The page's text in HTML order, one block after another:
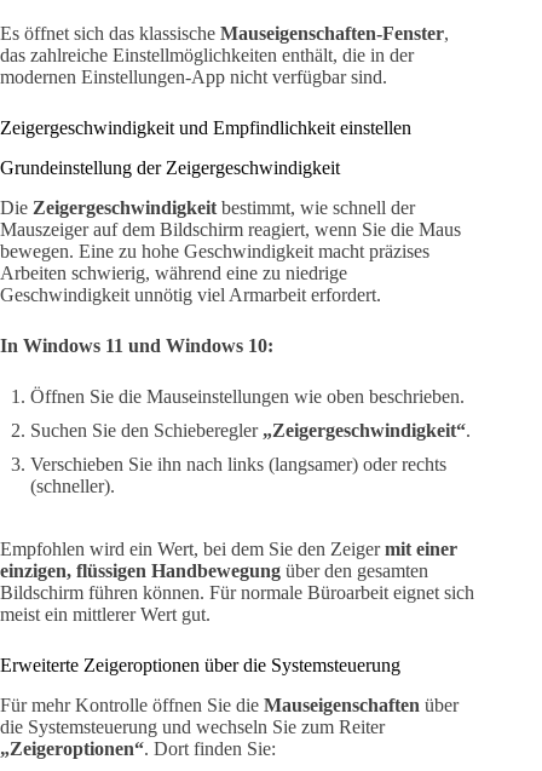
Es öffnet sich das klassische Mauseigenschaften-Fenster,
das zahlreiche Einstellmöglichkeiten enthält, die in der
modernen Einstellungen-App nicht verfügbar sind.
Zeigergeschwindigkeit und Empfindlichkeit einstellen
Grundeinstellung der Zeigergeschwindigkeit
Die Zeigergeschwindigkeit bestimmt, wie schnell der
Mauszeiger auf dem Bildschirm reagiert, wenn Sie die Maus
bewegen. Eine zu hohe Geschwindigkeit macht präzises
Arbeiten schwierig, während eine zu niedrige
Geschwindigkeit unnötig viel Armarbeit erfordert.
In Windows 11 und Windows 10:
Öffnen Sie die Mauseinstellungen wie oben beschrieben.
Suchen Sie den Schieberegler „Zeigergeschwindigkeit“.
Verschieben Sie ihn nach links (langsamer) oder rechts
(schneller).
Empfohlen wird ein Wert, bei dem Sie den Zeigermit einer
einzigen, flüssigen Handbewegung über den gesamten
Bildschirm führen können. Für normale Büroarbeit eignet sich
meist ein mittlerer Wert gut.
Erweiterte Zeigeroptionen über die Systemsteuerung
Für mehr Kontrolle öffnen Sie die Mauseigenschaften über
die Systemsteuerung und wechseln Sie zum Reiter
„Zeigeroptionen“. Dort finden Sie: